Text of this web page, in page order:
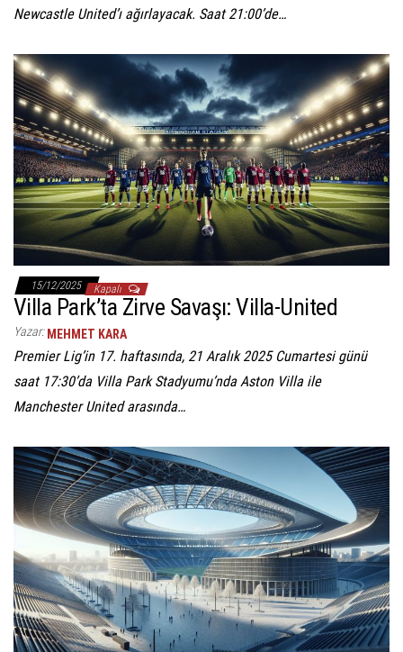
Newcastle United’ı ağırlayacak. Saat 21:00’de…
15/12/2025 Kapalı
Villa Park’ta Zirve Savaşı: Villa-United
Yazar: MEHMET KARA
Premier Lig’in 17. haftasında, 21 Aralık 2025 Cumartesi günü
saat 17:30’da Villa Park Stadyumu’nda Aston Villa ile
Manchester United arasında…